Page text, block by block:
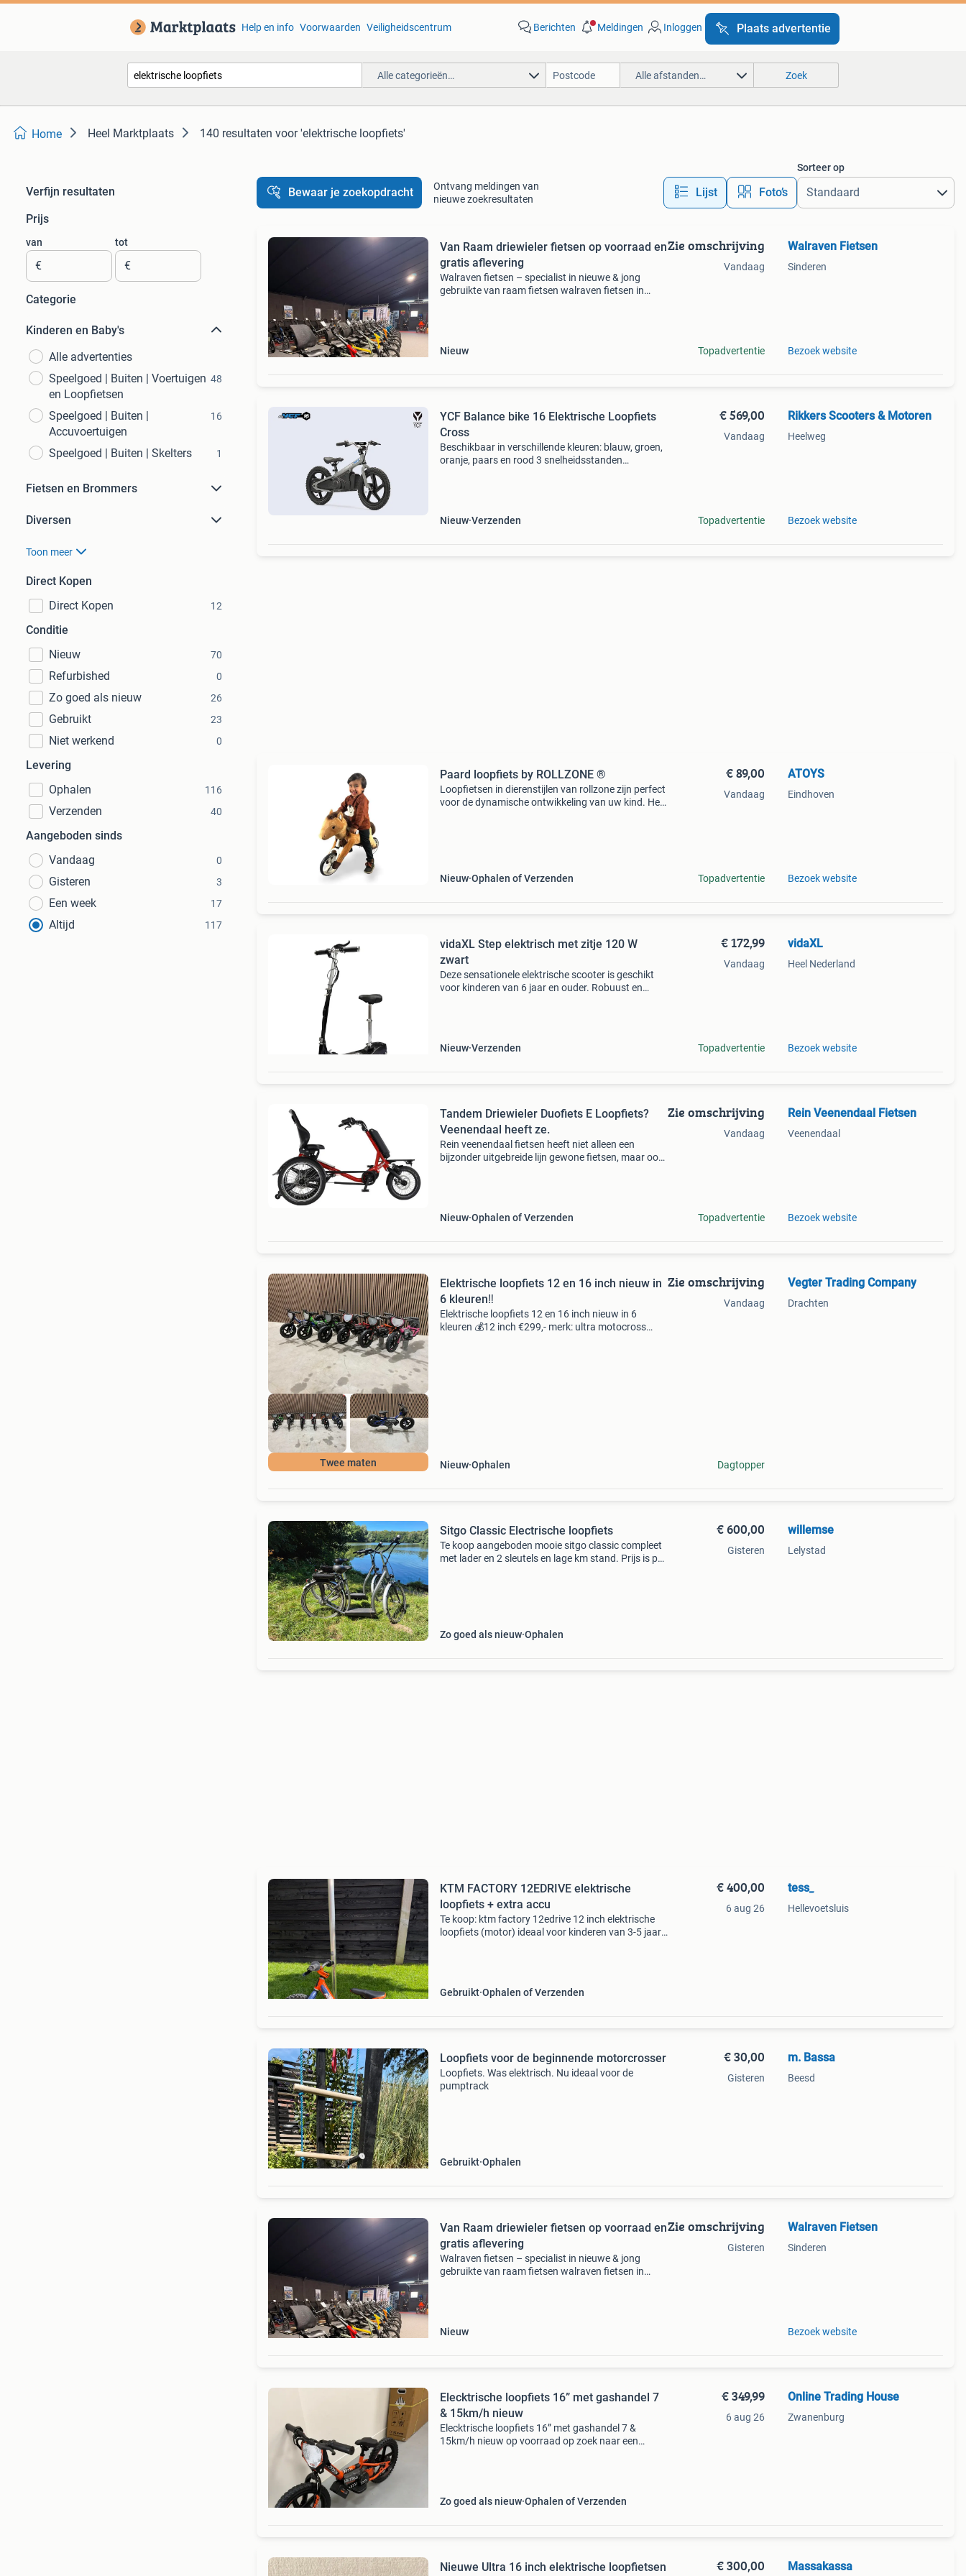
Help en info Voorwaarden Veiligheidscentrum Berichten Meldingen Inloggen Plaats advertentie
Alle categorieën… Alle afstanden… Zoek
Home Heel Marktplaats 140 resultaten voor 'elektrische loopfiets'
Verfijn resultaten
Prijs
van
€
tot
€
Categorie
Kinderen en Baby's
Alle advertenties
Speelgoed | Buiten | Voertuigen
en Loopfietsen
48
Speelgoed | Buiten |
Accuvoertuigen
16
Speelgoed | Buiten | Skelters 1
Fietsen en Brommers
Diversen
Toon meer
Direct Kopen
Direct Kopen
12
Conditie
Nieuw
70
Refurbished 0
Zo goed als nieuw 26
Gebruikt 23
Niet werkend 0
Levering
Ophalen
116
Verzenden 40
Aangeboden sinds
Vandaag
0
Gisteren 3
Een week 17
Altijd 117
Bewaar je zoekopdracht
Ontvang meldingen van
nieuwe zoekresultaten
Lijst Foto’s
Sorteer op
Van Raam driewieler fietsen op voorraad en
gratis aflevering
Walraven fietsen – specialist in nieuwe & jong
gebruikte van raam fietsen walraven fietsen in
Nieuw
Zie omschrijving
Vandaag
Topadvertentie
Walraven Fietsen
Sinderen
Bezoek website
YCF Balance bike 16 Elektrische Loopfiets
Cross
Beschikbaar in verschillende kleuren: blauw, groen,
oranje, paars en rood 3 snelheidsstanden
Nieuw Verzenden
€ 569,00
Vandaag
Topadvertentie
Rikkers Scooters & Motoren
Heelweg
Bezoek website
Paard loopfiets by ROLLZONE ®
Loopfietsen in dierenstijlen van rollzone zijn perfect
voor de dynamische ontwikkeling van uw kind. Het
Nieuw Ophalen of Verzenden
€ 89,00
Vandaag
Topadvertentie
ATOYS
Eindhoven
Bezoek website
vidaXL Step elektrisch met zitje 120 W
zwart
Deze sensationele elektrische scooter is geschikt
voor kinderen van 6 jaar en ouder. Robuust en
Nieuw Verzenden
€ 172,99
Vandaag
Topadvertentie
vidaXL
Heel Nederland
Bezoek website
Tandem Driewieler Duofiets E Loopfiets?
Veenendaal heeft ze.
Rein veenendaal fietsen heeft niet alleen een
bijzonder uitgebreide lijn gewone fietsen, maar ook
Nieuw Ophalen of Verzenden
Zie omschrijving
Vandaag
Topadvertentie
Rein Veenendaal Fietsen
Veenendaal
Bezoek website
Twee maten
Elektrische loopfiets 12 en 16 inch nieuw in
6 kleuren‼️
Elektrische loopfiets 12 en 16 inch nieuw in 6
kleuren 💰12 inch €299,- merk: ultra motocross
Nieuw Ophalen
Zie omschrijving
Vandaag
Dagtopper
Vegter Trading Company
Drachten
Sitgo Classic Electrische loopfiets
Te koop aangeboden mooie sitgo classic compleet
met lader en 2 sleutels en lage km stand. Prijs is per
Zo goed als nieuw Ophalen
€ 600,00
Gisteren
willemse
Lelystad
KTM FACTORY 12EDRIVE elektrische
loopfiets + extra accu
Te koop: ktm factory 12edrive 12 inch elektrische
loopfiets (motor) ideaal voor kinderen van 3-5 jaar.
Gebruikt Ophalen of Verzenden
€ 400,00
6 aug 26
tess_
Hellevoetsluis
Loopfiets voor de beginnende motorcrosser
Loopfiets. Was elektrisch. Nu ideaal voor de
pumptrack
Gebruikt Ophalen
€ 30,00
Gisteren
m. Bassa
Beesd
Van Raam driewieler fietsen op voorraad en
gratis aflevering
Walraven fietsen – specialist in nieuwe & jong
gebruikte van raam fietsen walraven fietsen in
Nieuw
Zie omschrijving
Gisteren
Walraven Fietsen
Sinderen
Bezoek website
Elecktrische loopfiets 16” met gashandel 7
& 15km/h nieuw
Elecktrische loopfiets 16” met gashandel 7 &
15km/h nieuw op voorraad op zoek naar een
Zo goed als nieuw Ophalen of Verzenden
€ 349,99
6 aug 26
Online Trading House
Zwanenburg
Nieuwe Ultra 16 inch elektrische loopfietsen € 300,00 Massakassa